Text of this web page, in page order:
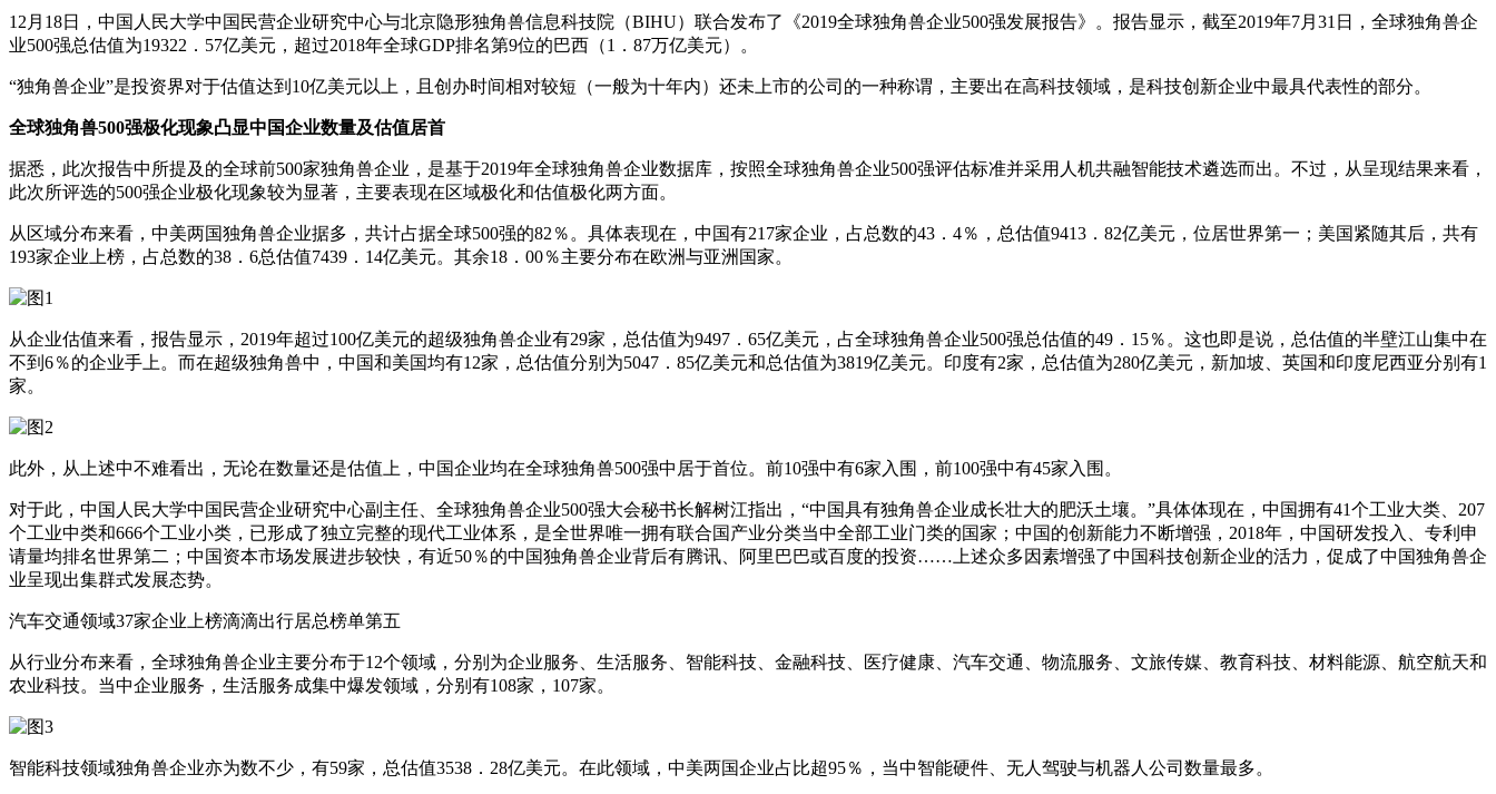
12月18日，中国人民大学中国民营企业研究中心与北京隐形独角兽信息科技院（BIHU）联合发布了《2019全球独角兽企业500强发展报告》。报告显示，截至2019年7月31日，全球独角兽企
业500强总估值为19322．57亿美元，超过2018年全球GDP排名第9位的巴西（1．87万亿美元）。
“独角兽企业”是投资界对于估值达到10亿美元以上，且创办时间相对较短（一般为十年内）还未上市的公司的一种称谓，主要出在高科技领域，是科技创新企业中最具代表性的部分。
全球独角兽500强极化现象凸显中国企业数量及估值居首
据悉，此次报告中所提及的全球前500家独角兽企业，是基于2019年全球独角兽企业数据库，按照全球独角兽企业500强评估标准并采用人机共融智能技术遴选而出。不过，从呈现结果来看，
此次所评选的500强企业极化现象较为显著，主要表现在区域极化和估值极化两方面。
从区域分布来看，中美两国独角兽企业据多，共计占据全球500强的82％。具体表现在，中国有217家企业，占总数的43．4％，总估值9413．82亿美元，位居世界第一；美国紧随其后，共有
193家企业上榜，占总数的38．6总估值7439．14亿美元。其余18．00％主要分布在欧洲与亚洲国家。
从企业估值来看，报告显示，2019年超过100亿美元的超级独角兽企业有29家，总估值为9497．65亿美元，占全球独角兽企业500强总估值的49．15％。这也即是说，总估值的半壁江山集中在
不到6％的企业手上。而在超级独角兽中，中国和美国均有12家，总估值分别为5047．85亿美元和总估值为3819亿美元。印度有2家，总估值为280亿美元，新加坡、英国和印度尼西亚分别有1
家。
此外，从上述中不难看出，无论在数量还是估值上，中国企业均在全球独角兽500强中居于首位。前10强中有6家入围，前100强中有45家入围。
对于此，中国人民大学中国民营企业研究中心副主任、全球独角兽企业500强大会秘书长解树江指出，“中国具有独角兽企业成长壮大的肥沃土壤。”具体体现在，中国拥有41个工业大类、207
个工业中类和666个工业小类，已形成了独立完整的现代工业体系，是全世界唯一拥有联合国产业分类当中全部工业门类的国家；中国的创新能力不断增强，2018年，中国研发投入、专利申
请量均排名世界第二；中国资本市场发展进步较快，有近50％的中国独角兽企业背后有腾讯、阿里巴巴或百度的投资……上述众多因素增强了中国科技创新企业的活力，促成了中国独角兽企
业呈现出集群式发展态势。
汽车交通领域37家企业上榜滴滴出行居总榜单第五
从行业分布来看，全球独角兽企业主要分布于12个领域，分别为企业服务、生活服务、智能科技、金融科技、医疗健康、汽车交通、物流服务、文旅传媒、教育科技、材料能源、航空航天和
农业科技。当中企业服务，生活服务成集中爆发领域，分别有108家，107家。
智能科技领域独角兽企业亦为数不少，有59家，总估值3538．28亿美元。在此领域，中美两国企业占比超95％，当中智能硬件、无人驾驶与机器人公司数量最多。